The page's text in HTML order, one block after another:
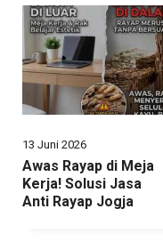
13 Juni 2026
Awas Rayap di Meja
Kerja! Solusi Jasa
Anti Rayap Jogja